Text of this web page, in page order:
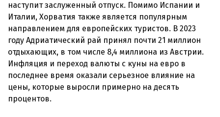
наступит заслуженный отпуск. Помимо Испании и
Италии, Хорватия также является популярным
направлением для европейских туристов. В 2023
году Адриатический рай принял почти 21 миллион
отдыхающих, в том числе 8,4 миллиона из Австрии.
Инфляция и переход валюты с куны на евро в
последнее время оказали серьезное влияние на
цены, которые выросли примерно на десять
процентов.